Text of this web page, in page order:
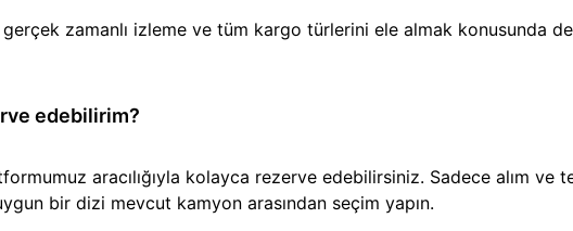
zamanlı izleme ve tüm kargo türlerini ele almak konusunda
edebilirim?
aracılığıyla kolayca rezerve edebilirsiniz. Sadece alım ve
bir dizi mevcut kamyon arasından seçim yapın.